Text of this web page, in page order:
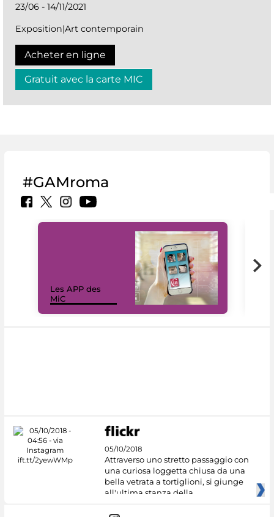
23/06 - 14/11/2021
Exposition|Art contemporain
Acheter en ligne
Gratuit avec la carte MIC
#GAMroma
Les APP des
MiC
05/10/2018
Attraverso uno stretto passaggio con
una curiosa loggetta chiusa da una
bella vetrata a tortiglioni, si giunge
all'ultima stanza della